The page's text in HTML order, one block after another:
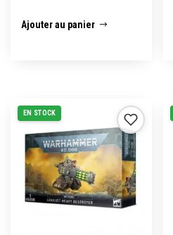
Ajouter au panier
EN STOCK